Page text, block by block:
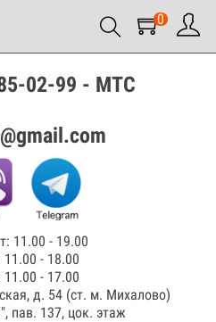
0
02-99 - МТС
11.00 - 19.00
11.00 - 18.00
11.00 - 17.00
д. 54 (ст. м. Михалово)
пав. 137, цок. этаж